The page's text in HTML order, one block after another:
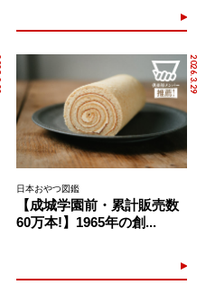
2026.3.29
日本おやつ図鑑
【成城学園前・累計販売数
60万本!】1965年の創...